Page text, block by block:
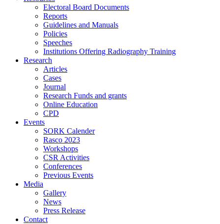
Electoral Board Documents
Reports
Guidelines and Manuals
Policies
Speeches
Institutions Offering Radiography Training
Research
Articles
Cases
Journal
Research Funds and grants
Online Education
CPD
Events
SORK Calender
Rasco 2023
Workshops
CSR Activities
Conferences
Previous Events
Media
Gallery
News
Press Release
Contact